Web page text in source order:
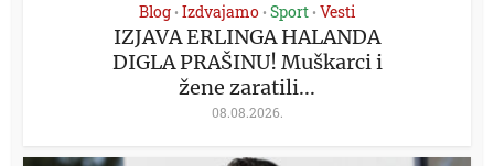
Blog • Izdvajamo • Sport • Vesti
IZJAVA ERLINGA HALANDA
DIGLA PRAŠINU! Muškarci i
žene zaratili...
08.08.2026.